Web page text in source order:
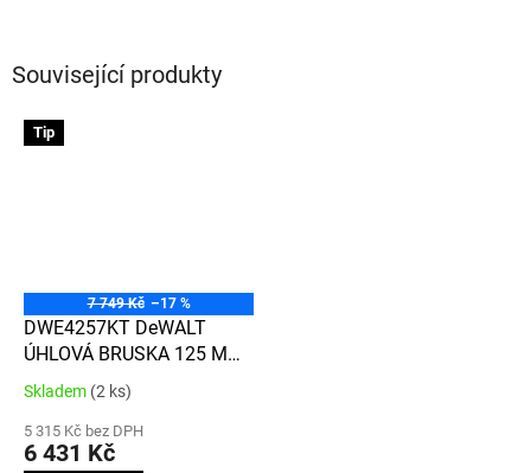
Související produkty
Tip
7 749 Kč –17 %
DWE4257KT DeWALT
ÚHLOVÁ BRUSKA 125 MM
S REGULACÍ OTÁČEK, 1
Průměrné
produktu
je
Skladem (2 ks)
5 315 Kč bez DPH
6 431 Kč